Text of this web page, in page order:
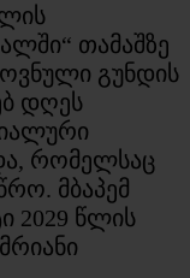
თამაშზე
გუნდის
დღეს
რომელსაც
მბაპემ
2029 წლის